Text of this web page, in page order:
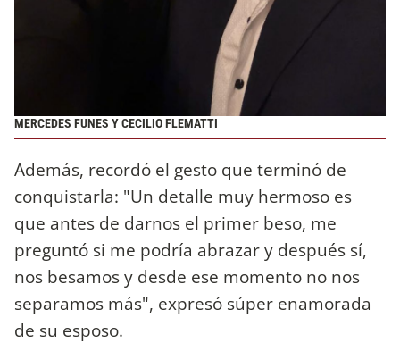
MERCEDES FUNES Y CECILIO FLEMATTI
Además, recordó el gesto que terminó de
conquistarla: "Un detalle muy hermoso es
que antes de darnos el primer beso, me
preguntó si me podría abrazar y después sí,
nos besamos y desde ese momento no nos
separamos más", expresó súper enamorada
de su esposo.